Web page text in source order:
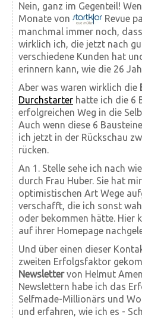
Nein, ganz im Gegenteil!
Monate von
Revue
manchmal immer noch,
wirklich ich, die jetzt nach
verschiedene Kunden hat
erinnern kann, wie die 26
Aber was waren wirklich die
Durchstarter hatte ich die 6
erfolgreichen Weg in die
Auch wenn diese 6
ich jetzt in der Rückschau
rücken.
An 1. Stelle sehe ich nach
durch Frau Huber. Sie hat
optimistischen Art Wege
verschafft, die ich sonst
oder bekommen hätte. Hier
auf ihrer Homepage
Und über einen dieser
zweiten Erfolgsfaktor
Newslettervon Helmut
Newslettern habe ich das
Selfmade-Millionärs und
und erfahren, wie ich es -